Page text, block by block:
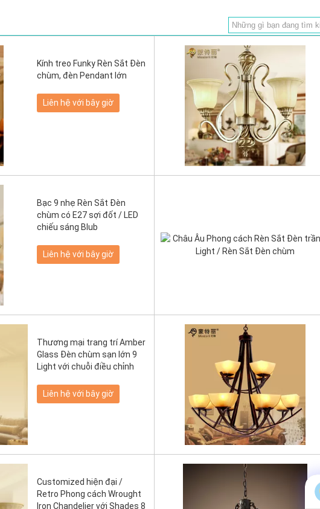
Kính treo Funky Rèn Sắt Đèn
chùm, đèn Pendant lớn
Liên hệ với bây giờ
Bạc 9 nhẹ Rèn Sắt Đèn
chùm có E27 sợi đốt / LED
chiếu sáng Blub
Liên hệ với bây giờ
Thương mại trang trí Amber
Glass Đèn chùm sạn lớn 9
Light với chuỗi điều chỉnh
Liên hệ với bây giờ
Customized hiện đại /
Retro Phong cách Wrought
Iron Chandelier với Shades 8